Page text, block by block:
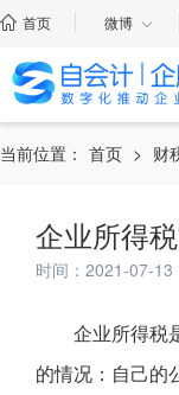
首页 微博
当前位置： 首页 > 财
企业所得
时间：2021-07-13
企业所得税
的情况：自己的